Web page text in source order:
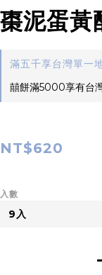
棗泥蛋黃
滿五千享台灣單
囍餅滿5000享有台
NT$620
入數